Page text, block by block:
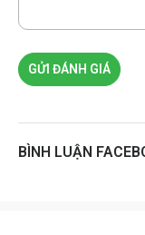
GỬI ĐÁNH GIÁ
BÌNH LUẬN